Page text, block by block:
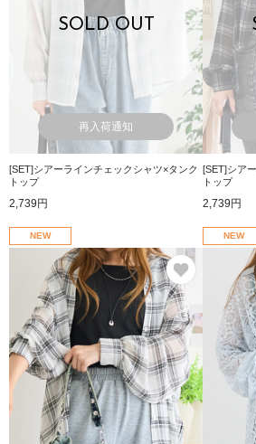
SOLD OUT
再入荷通知
[SET]シアーラインチェックシャツ×タンク
トップ
2,739円
[SET]シア
トップ
2,739円
NEW
お気に入り
NEW